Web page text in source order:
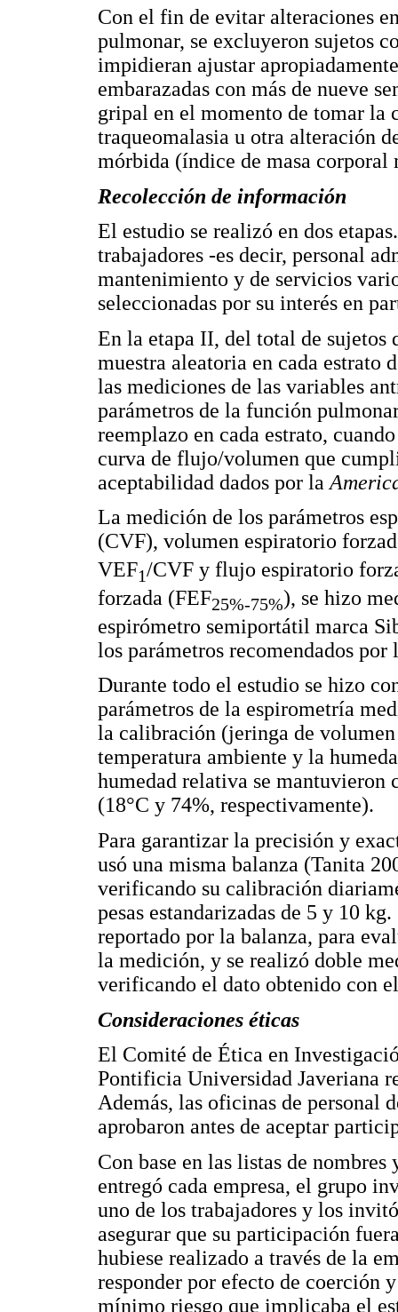
Con el fin de evitar alteraciones
pulmonar, se excluyeron sujetos
impidieran ajustar
embarazadas con más de nueve
gripal en el momento de tomar la
traqueomalasia u otra alteración
mórbida (índice de masa corporal
Recolección de información
El estudio se realizó en dos
trabajadores -es decir, personal
mantenimiento y de servicios
seleccionadas por su interés en
En la etapa II, del total de sujetos
muestra aleatoria en cada estrato
las mediciones de las variables
parámetros de la función
reemplazo en cada estrato,
curva de flujo/volumen que
aceptabilidad dados por la
La medición de los parámetros
(CVF), volumen espiratorio
VEF1/CVF y flujo espiratorio
forzada (FEF25%-75%), se hizo
espirómetro semiportátil marca
los parámetros recomendados por
Durante todo el estudio se hizo
parámetros de la espirometría
la calibración (jeringa de
temperatura ambiente y la
humedad relativa se mantuvieron
(18°C y 74%, respectivamente).
Para garantizar la precisión y
usó una misma balanza (Tanita
verificando su calibración
pesas estandarizadas de 5 y 10
reportado por la balanza, para
la medición, y se realizó doble
verificando el dato obtenido con
Consideraciones éticas
El Comité de Ética en
Pontificia Universidad Javeriana
Además, las oficinas de personal
aprobaron antes de aceptar
Con base en las listas de
entregó cada empresa, el grupo
uno de los trabajadores y los
asegurar que su participación
hubiese realizado a través de la
responder por efecto de coerción
mínimo riesgo que implicaba el